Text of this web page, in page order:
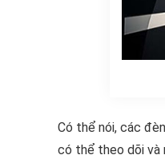
Có thể nói, các
có thể theo dõi và